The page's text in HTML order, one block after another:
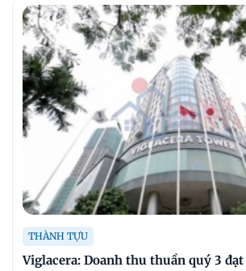
THÀNH TỰU
Viglacera: Doanh thu thuần quý 3